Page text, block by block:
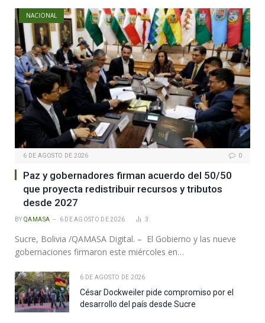
NACIONAL
6 DE AGOSTO DE 2026 0
Paz y gobernadores firman acuerdo del 50/50
que proyecta redistribuir recursos y tributos
desde 2027
BY QAMASA 6 DE AGOSTO DE 2026 3
Sucre, Bolivia /QAMASA Digital. – El Gobierno y las nueve
gobernaciones firmaron este miércoles en…
6 DE AGOSTO DE 2026
César Dockweiler pide compromiso por el
desarrollo del país desde Sucre